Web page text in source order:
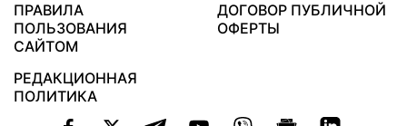
ПРАВИЛА
ПОЛЬЗОВАНИЯ
САЙТОМ
ДОГОВОР ПУБЛИЧНОЙ
ОФЕРТЫ
РЕДАКЦИОННАЯ
ПОЛИТИКА